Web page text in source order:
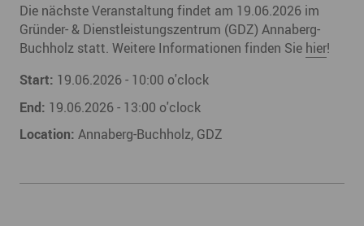
Die nächste Veranstaltung findet am 19.06.2026 im
Gründer- & Dienstleistungszentrum (GDZ) Annaberg-
Buchholz statt. Weitere Informationen finden Sie hier!
Start: 19.06.2026 - 10:00 o'clock
End: 19.06.2026 - 13:00 o'clock
Location: Annaberg-Buchholz, GDZ